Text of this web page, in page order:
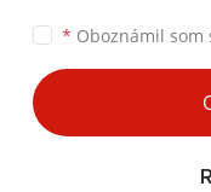
* Oboznámil som